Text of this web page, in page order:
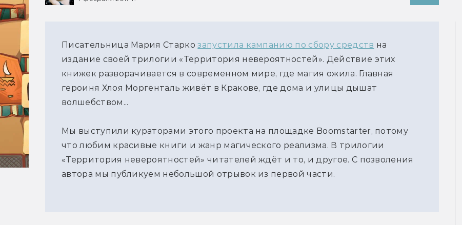
Писательница Мария Старкозапустила кампанию по сбору средств на
издание своей трилогии «Территория невероятностей». Действие этих
книжек разворачивается в современном мире, где магия ожила. Главная
героиня Хлоя Моргенталь живёт в Кракове, где дома и улицы дышат
волшебством...
Мы выступили кураторами этого проекта на площадке Boomstarter, потому
что любим красивые книги и жанр магического реализма. В трилогии
«Территория невероятностей» читателей ждёт и то, и другое. С позволения
автора мы публикуем небольшой отрывок из первой части.